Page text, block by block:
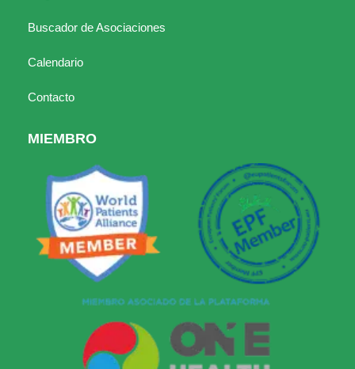
Buscador de Asociaciones
Calendario
Contacto
MIEMBRO